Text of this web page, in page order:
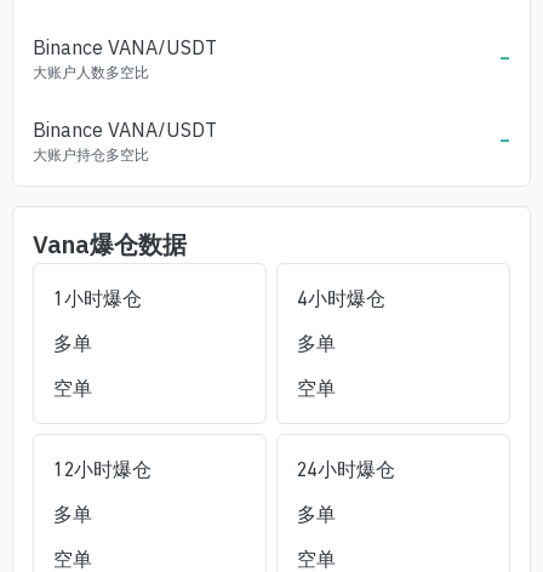
Binance VANA/USDT
大账户人数多空比 -
Binance VANA/USDT
大账户持仓多空比 -
Vana爆仓数据
1小时爆仓
多单
空单
4小时爆仓
多单
空单
12小时爆仓
多单
空单
24小时爆仓
多单
空单